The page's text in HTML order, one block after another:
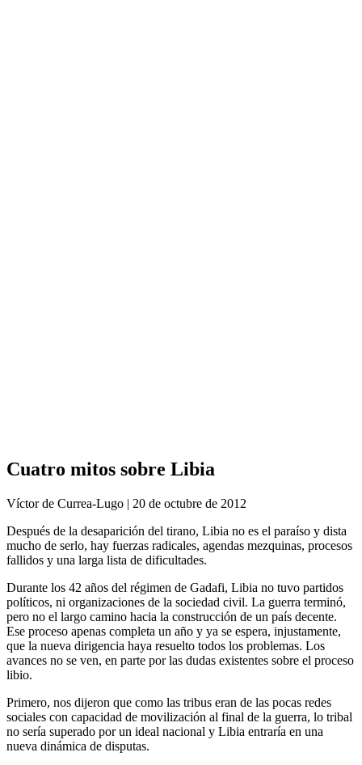
Cuatro mitos sobre Libia
Víctor de Currea-Lugo | 20 de octubre de 2012
Después de la desaparición del tirano, Libia no es el paraíso y dista
mucho de serlo, hay fuerzas radicales, agendas mezquinas, procesos
fallidos y una larga lista de dificultades.
Durante los 42 años del régimen de Gadafi, Libia no tuvo partidos
políticos, ni organizaciones de la sociedad civil. La guerra terminó,
pero no el largo camino hacia la construcción de un país decente.
Ese proceso apenas completa un año y ya se espera, injustamente,
que la nueva dirigencia haya resuelto todos los problemas. Los
avances no se ven, en parte por las dudas existentes sobre el proceso
libio.
Primero, nos dijeron que como las tribus eran de las pocas redes
sociales con capacidad de movilización al final de la guerra, lo tribal
no sería superado por un ideal nacional y Libia entraría en una
nueva dinámica de disputas.